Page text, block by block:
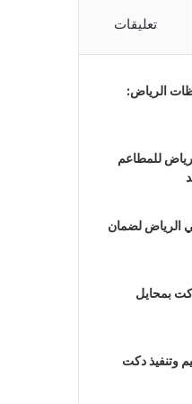
تعليقات
الرياض:
للمطاعم
الرياض لضمان
بمحايل
وتنفيذ دكت